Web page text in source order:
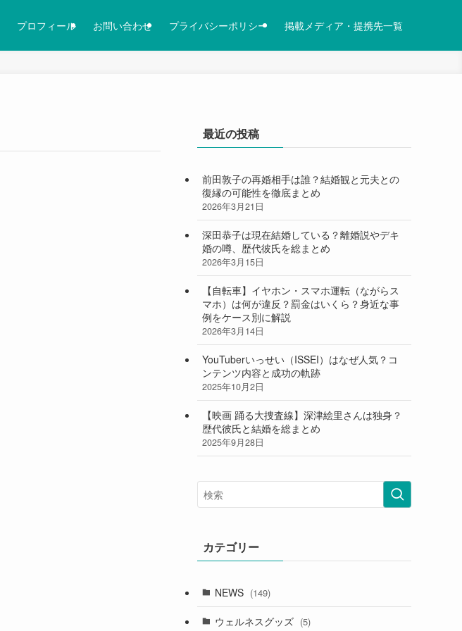
プロフィール お問い合わせ プライバシーポリシー 掲載メディア・提携先一覧
最近の投稿
前田敦子の再婚相手は誰？結婚観と元夫との
復縁の可能性を徹底まとめ
2026年3月21日
深田恭子は現在結婚している？離婚説やデキ
婚の噂、歴代彼氏を総まとめ
2026年3月15日
【自転車】イヤホン・スマホ運転（ながらス
マホ）は何が違反？罰金はいくら？身近な事
例をケース別に解説
2026年3月14日
YouTuberいっせい（ISSEI）はなぜ人気？コ
ンテンツ内容と成功の軌跡
2025年10月2日
【映画 踊る大捜査線】深津絵里さんは独身？
歴代彼氏と結婚を総まとめ
2025年9月28日
カテゴリー
NEWS (149)
ウェルネスグッズ (5)